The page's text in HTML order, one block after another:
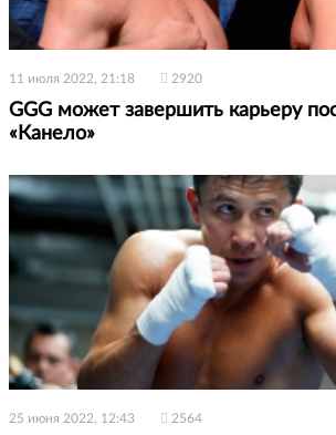
11 июля 2022, 21:18 2920
GGG может завершить карьеру
«Канело»
25 июня 2022, 12:43 2564